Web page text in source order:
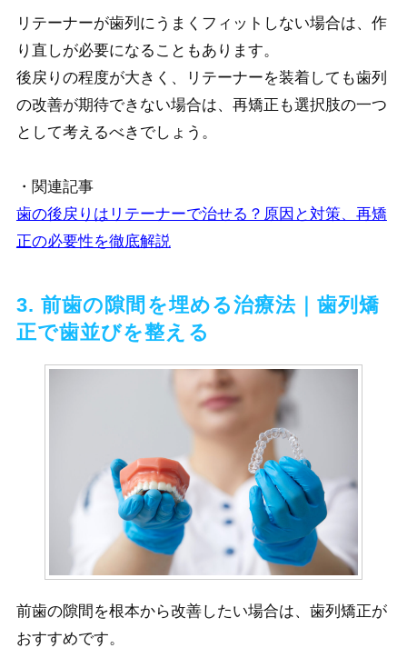
リテーナーが歯列にうまくフィットしない場合は、作
り直しが必要になることもあります。
後戻りの程度が大きく、リテーナーを装着しても歯列
の改善が期待できない場合は、再矯正も選択肢の一つ
として考えるべきでしょう。
・関連記事
歯の後戻りはリテーナーで治せる？原因と対策、再矯
正の必要性を徹底解説
3. 前歯の隙間を埋める治療法｜歯列矯
正で歯並びを整える
前歯の隙間を根本から改善したい場合は、歯列矯正が
おすすめです。